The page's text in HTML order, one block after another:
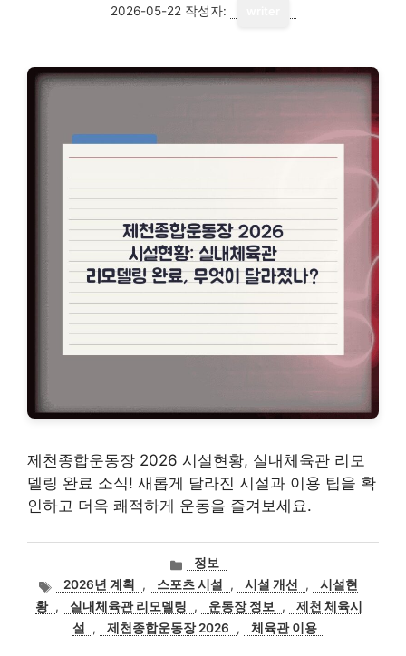
2026-05-22 작성자:
제천종합운동장 2026 시설현황, 실내체육관 리모
델링 완료 소식! 새롭게 달라진 시설과 이용 팁을 확
인하고 더욱 쾌적하게 운동을 즐겨보세요.
카
테
고
리
정보
태2026년 계획 , 스포츠 시설 , 시설 개선 ,
시설현
황 , 실내체육관 리모델링 , 운동장 정보 ,
제천 체육시
설
, 제천종합운동장 2026 , 체육관 이용